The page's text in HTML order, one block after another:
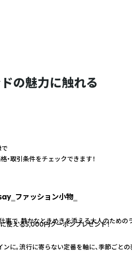
の魅力に触れる
ファッション小物‗
で、静かなときめきを添える大人のための
に。流行に寄らない定番を軸に、季節ごとの
・取引条件をチェックできます！
使える5,000円クーポンプレゼント！